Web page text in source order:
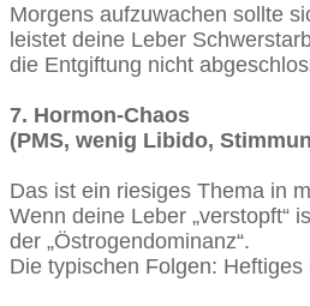
Morgens aufzuwachen sollte
leistet deine Leber
die Entgiftung nicht
7. Hormon-Chaos
(PMS, wenig Libido,
Das ist ein riesiges Thema in
Wenn deine Leber „verstopft“
der „Östrogendominanz“.
Die typischen Folgen: